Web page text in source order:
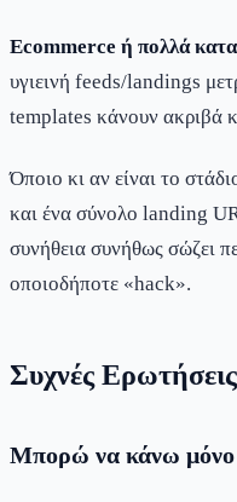
Ecommerce ή πολλά
υγιεινή feeds/landings
templates κάνουν ακριβά
Όποιο κι αν είναι το
και ένα σύνολο landing
συνήθεια συνήθως σώζει
οποιοδήποτε «hack».
Συχνές Ερωτήσεις
Μπορώ να κάνω μόνο